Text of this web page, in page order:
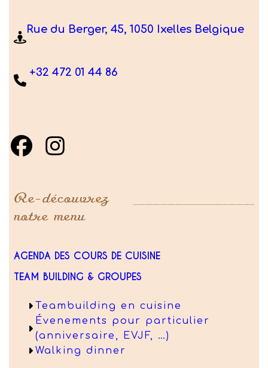
Rue du Berger, 45, 1050 Ixelles Belgique
+32 472 01 44 86
Re-découvrez
notre menu
AGENDA DES COURS DE CUISINE
TEAM BUILDING & GROUPES
Teambuilding en cuisine
Évenements pour particulier
(anniversaire, EVJF, …)
Walking dinner